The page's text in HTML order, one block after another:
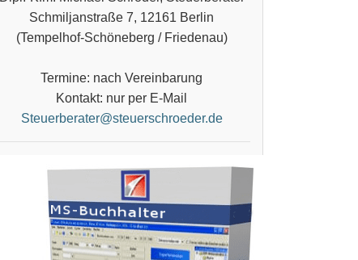
Schmiljanstraße 7, 12161 Berlin
(Tempelhof-Schöneberg / Friedenau)
Termine: nach Vereinbarung
Kontakt: nur per E-Mail
Steuerberater@steuerschroeder.de